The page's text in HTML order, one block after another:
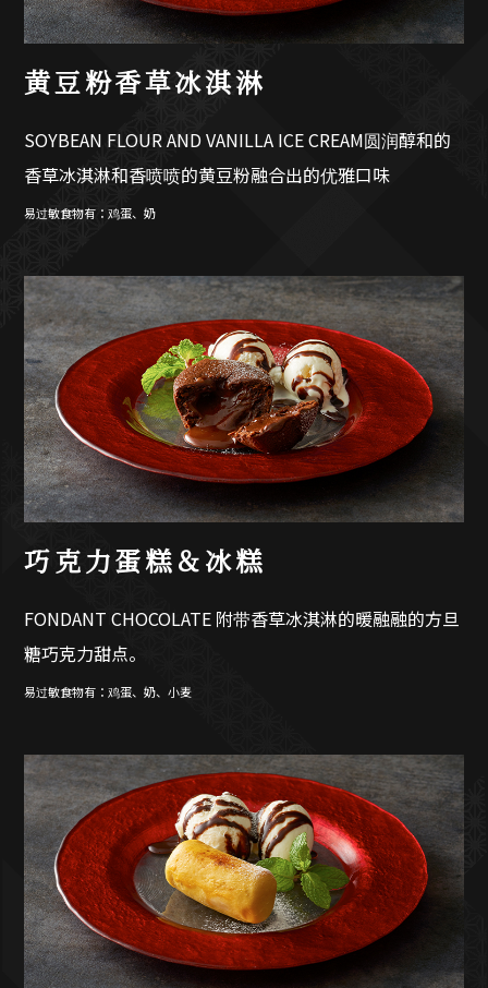
黄豆粉香草冰淇淋
SOYBEAN FLOUR AND VANILLA ICE CREAM圆润醇和的
香草冰淇淋和香喷喷的黄豆粉融合出的优雅口味
易过敏食物有：鸡蛋、奶
巧克力蛋糕＆冰糕
FONDANT CHOCOLATE 附带香草冰淇淋的暖融融的方旦
糖巧克力甜点。
易过敏食物有：鸡蛋、奶、小麦